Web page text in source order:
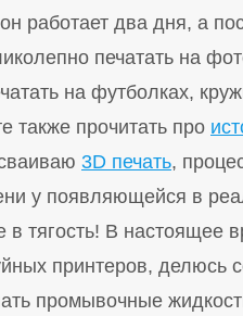
работает два дня, а
печатать на
на футболках,
также прочитать про
3D печать,
у появляющейся в
в тягость! В настоящее
принтеров, делюсь
промывочные